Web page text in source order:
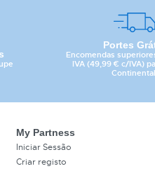
Portes
Encomendas
IVA (49,99 € c/IVA)
My Partness
Iniciar Sessão
Criar registo